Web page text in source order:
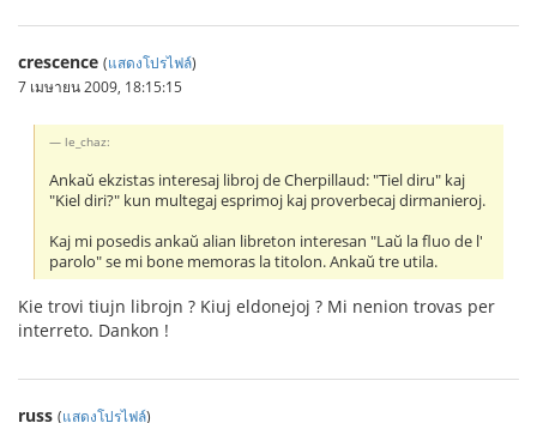
crescence (แสดงโปรไฟล์)
7 เมษายน 2009, 18:15:15
le_chaz:
Ankaŭ ekzistas interesaj libroj de Cherpillaud: "Tiel diru" kaj
"Kiel diri?" kun multegaj esprimoj kaj proverbecaj dirmanieroj.
Kaj mi posedis ankaŭ alian libreton interesan "Laŭ la fluo de l'
parolo" se mi bone memoras la titolon. Ankaŭ tre utila.
Kie trovi tiujn librojn ? Kiuj eldonejoj ? Mi nenion trovas per
interreto. Dankon !
russ (แสดงโปรไฟล์)